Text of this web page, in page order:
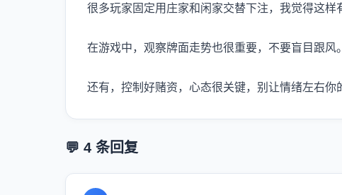
很多玩家固定用庄家和闲家交替下注，我觉得这样
在游戏中，观察牌面走势也很重要，不要盲目跟风。
还有，控制好赌资，心态很关键，别让情绪左右你
💬 4 条回复